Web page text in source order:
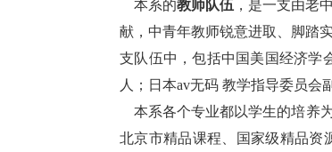
本系的教师队伍 ，是一支由老
献，中青年教师锐意进取、脚踏
支队伍中，包括中国美国经济学
人； 日本av无码 教学指导委员会
本系各个专业都以学生的培养
北京市精品课程、国家级精品资